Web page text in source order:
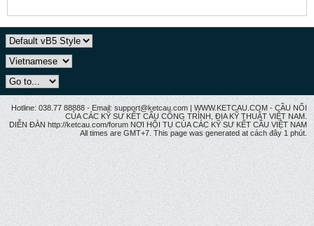
Hotline: 038.77 88888 - Email: support@ketcau.com | WWW.KETCAU.COM - CẦU NỐI
CỦA CÁC KỸ SƯ KẾT CẤU CÔNG TRÌNH, ĐỊA KỸ THUẬT VIỆT NAM.
DIỄN ĐÀN http://ketcau.com/forum NƠI HỘI TỤ CỦA CÁC KỸ SƯ KẾT CÂU VIỆT NAM
All times are GMT+7. This page was generated at cách đây 1 phút.